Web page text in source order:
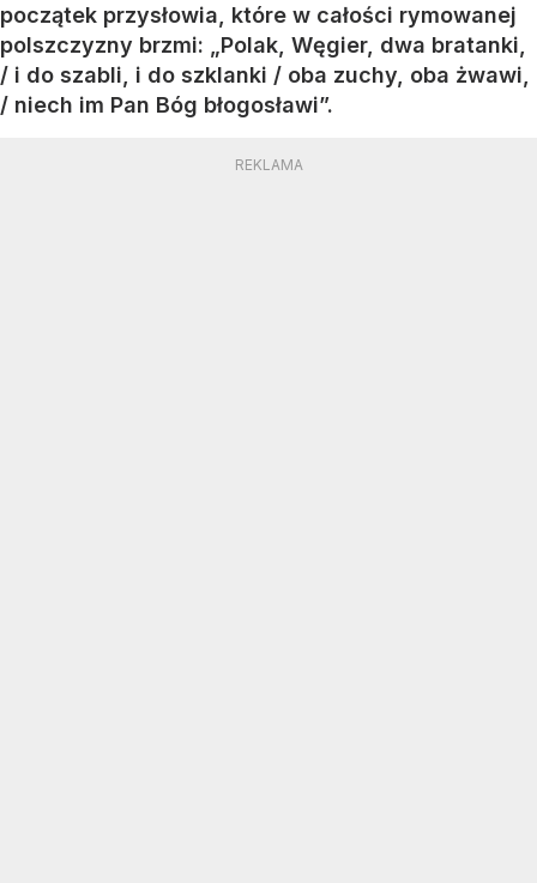
początek przysłowia, które w całości rymowanej
polszczyzny brzmi: „Polak, Węgier, dwa bratanki,
/ i do szabli, i do szklanki / oba zuchy, oba żwawi,
/ niech im Pan Bóg błogosławi”.